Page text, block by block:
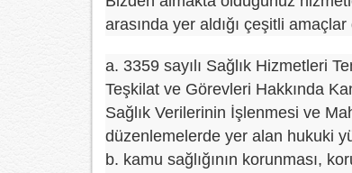
arasında yer aldığı çeşitli
a. 3359 sayılı Sağlık Hizmetleri
Teşkilat ve Görevleri Hakkında
Sağlık Verilerinin İşlenmesi ve
düzenlemelerde yer alan hukuki
b. kamu sağlığının korunması,